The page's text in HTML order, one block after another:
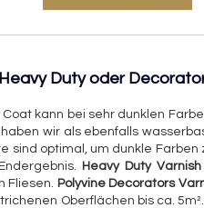
Heavy Duty oder
Coat kann bei sehr dunklen
wir als ebenfalls
sind optimal, um dunkle
Heavy Duty Varnish
Fliesen.
Polyvine Decorators
Oberflächen bis ca.